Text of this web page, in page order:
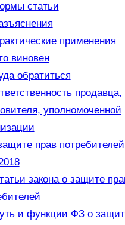
статьи
применения
виновен
обратиться
продавца,
уполномоченной
прав
закона о защите
и функции ФЗ о